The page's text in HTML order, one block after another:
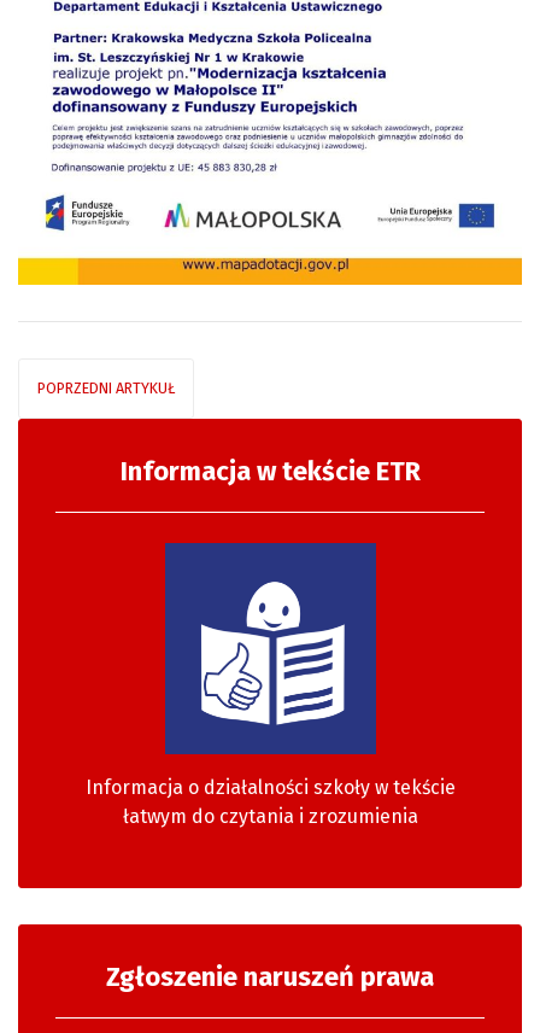
POPRZEDNI ARTYKUŁ
Informacja w tekście ETR
Informacja o działalności szkoły w tekście
łatwym do czytania i zrozumienia
Zgłoszenie naruszeń prawa